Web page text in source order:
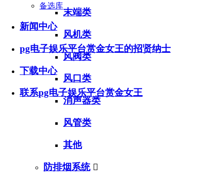
备选库
新闻中心
pg电子娱乐平台赏金女王的招贤纳士
下载中心
联系pg电子娱乐平台赏金女王
末端类
风机类
风阀类
风口类
消声器类
风管类
其他
防排烟系统 